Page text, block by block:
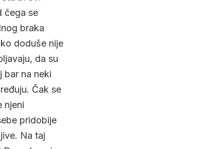
čega se
braka
doduše nije
da su
bar na neki
Čak se
njeni
pridobije
Na taj